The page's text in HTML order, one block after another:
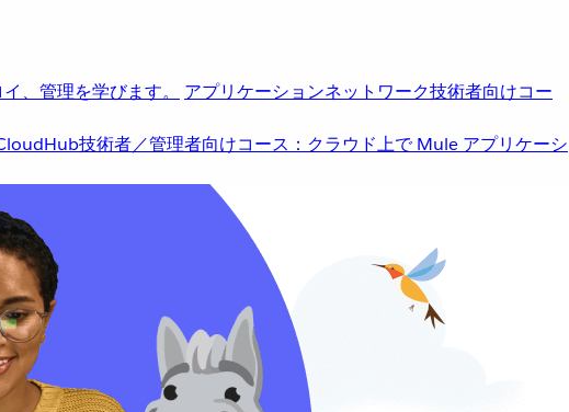
、管理を学びます。 アプリケーションネットワーク技術者向けコー
技術者／管理者向けコース：クラウド上で Mule アプリケーシ